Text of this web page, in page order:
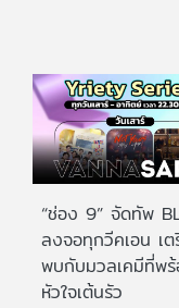
“ช่อง 9” จัดทัพ
ลงจอทุกวีคเอน เ
พบกับมวลเคมีที่พร้
หัวใจเต้นรัว